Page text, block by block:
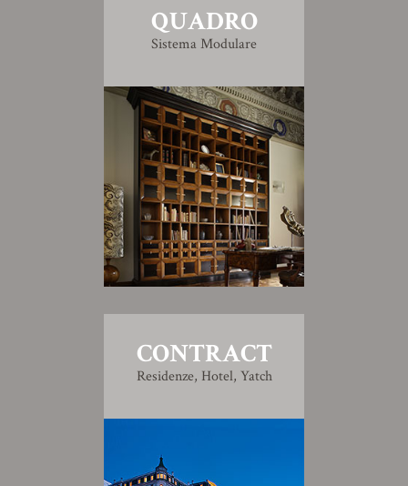
QUADRO
Sistema Modulare
CONTRACT
Residenze, Hotel, Yatch